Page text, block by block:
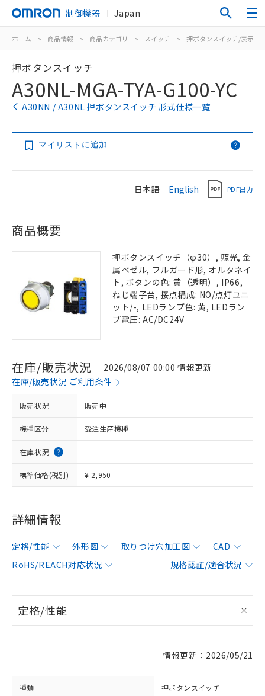
制御機器 Japan
ホーム > 商品情報 > 商品カテゴリ > スイッチ > 押ボタンスイッチ/表示灯
押ボタンスイッチ
A30NL-MGA-TYA-G100-YC
A30NN / A30NL 押ボタンスイッチ 形式仕様一覧
マイリストに追加
日本語 English PDF出力
商品概要
押ボタンスイッチ（φ30）, 照光, 金
属ベゼル, フルガード形, オルタネイ
ト, ボタンの色: 黄（透明）, IP66,
ねじ端子台, 接点構成: NO/点灯ユニ
ット/-, LEDランプ色: 黄, LEDラン
プ電圧: AC/DC24V
在庫/販売状況
2026/08/07 00:00 情報更新
在庫/販売状況 ご利用条件
販売状況 販売中
機種区分 受注生産機種
在庫状況
標準価格(税別) ¥ 2,950
詳細情報
定格/性能 外形図 取りつけ穴加工図
CAD
RoHS/REACH対応状況
規格認証/適合状況
定格/性能
情報更新：2026/05/21
種類 押ボタンスイッチ